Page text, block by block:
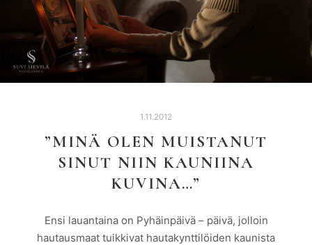
1.11.2012
”MINÄ OLEN MUISTANUT
SINUT NIIN KAUNIINA
KUVINA…”
Ensi lauantaina on Pyhäinpäivä – päivä, jolloin
hautausmaat tuikkivat hautakynttilöiden kaunista